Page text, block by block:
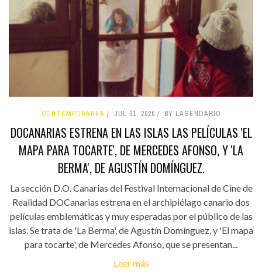
CONTEMPORÁNEA JUL 31, 2026 BY LAGENDARIO
DOCANARIAS ESTRENA EN LAS ISLAS LAS PELÍCULAS 'EL
MAPA PARA TOCARTE', DE MERCEDES AFONSO, Y 'LA
BERMA', DE AGUSTÍN DOMÍNGUEZ.
La sección D.O. Canarias del Festival Internacional de Cine de
Realidad DOCanarias estrena en el archipiélago canario dos
películas emblemáticas y muy esperadas por el público de las
islas. Se trata de 'La Berma', de Agustín Domínguez, y 'El mapa
para tocarte', de Mercedes Afonso, que se presentan...
Leer más